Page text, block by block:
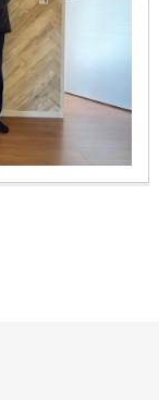
い暮らし
て本当に嬉し